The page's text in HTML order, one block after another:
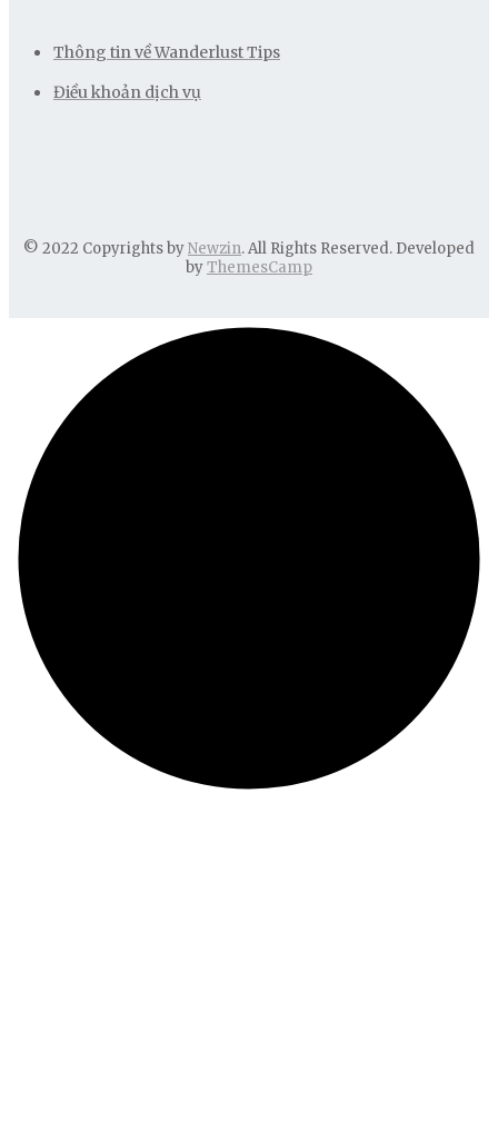
Thông tin về Wanderlust Tips
Điều khoản dịch vụ
© 2022 Copyrights byNewzin. All Rights Reserved. Developed
byThemesCamp